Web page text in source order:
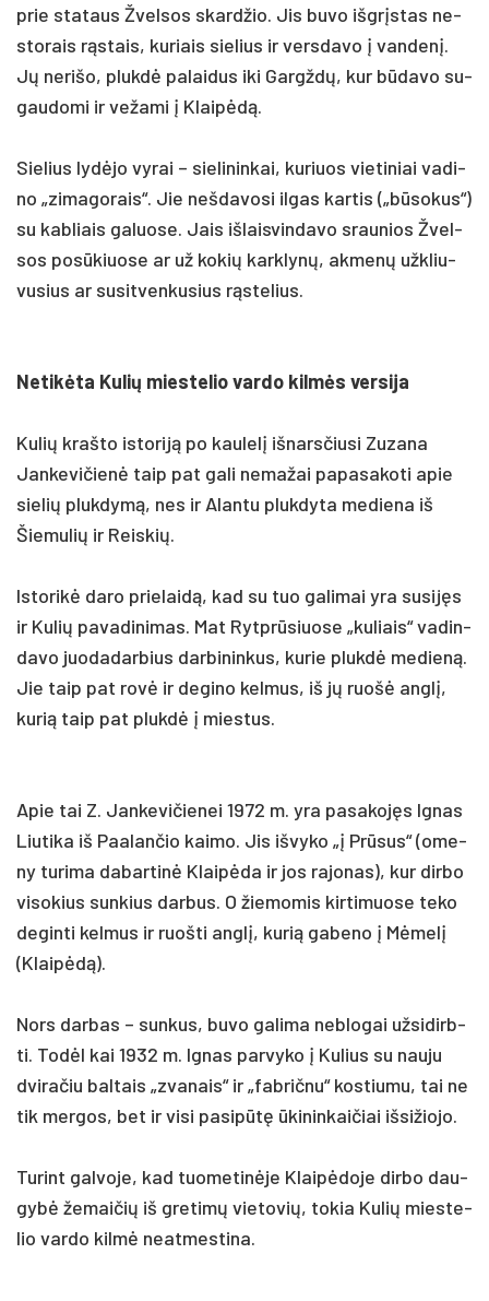
prie sta­taus Žvel­sos skard­žio. Jis bu­vo išgrįs­tas ne­
sto­rais rąstais, ku­riais sie­lius ir vers­da­vo į van­denį.
Jų ne­ri­šo, plukdė pa­lai­dus iki Gargždų, kur būda­vo su­
gau­do­mi ir ve­ža­mi į Klaipėdą.
Sie­lius lydė­jo vy­rai – sie­li­nin­kai, ku­riuos vie­ti­niai va­di­
no „zi­ma­go­rais“. Jie ne­šda­vo­si il­gas kar­tis („būso­kus“)
su kab­liais ga­luo­se. Jais iš­lais­vin­da­vo srau­nios Žvel­
sos po­sūkiuo­se ar už ko­kių kark­lynų, ak­menų užk­liu­
vu­sius ar su­si­tven­ku­sius rąste­lius.
Ne­tikė­ta Ku­lių mies­te­lio var­do kilmės ver­si­ja
Ku­lių kraš­to is­to­riją po kau­lelį iš­nars­čiusi Zu­za­na
Jan­ke­vi­čienė taip pat ga­li ne­ma­žai pa­pa­sa­ko­ti apie
sie­lių pluk­dymą, nes ir Alan­tu pluk­dy­ta me­diena iš
Šie­mu­lių ir Reis­kių.
Is­to­rikė da­ro prie­laidą, kad su tuo ga­li­mai yra su­si­jęs
ir Ku­lių pa­va­di­ni­mas. Mat Rytprū­siuo­se „ku­liais“ va­din­
da­vo juo­da­dar­bius dar­bi­nin­kus, ku­rie plukdė me­dieną.
Jie taip pat rovė ir de­gi­no kel­mus, iš jų ruošė anglį,
ku­rią taip pat plukdė į mies­tus.
Apie tai Z. Jan­ke­vi­čie­nei 1972 m. yra pa­sa­kojęs Ig­nas
Liu­ti­ka iš Paa­lan­čio kai­mo. Jis iš­vy­ko „į Prūsus“ (ome­
ny tu­ri­ma da­bar­tinė Klaipė­da ir jos ra­jo­nas), kur dir­bo
vi­so­kius sun­kius dar­bus. O žie­mo­mis kir­ti­muo­se te­ko
de­gin­ti kel­mus ir ruoš­ti anglį, ku­rią ga­be­no į Mėmelį
(Klaipėdą).
Nors dar­bas – sun­kus, bu­vo ga­li­ma ne­blo­gai už­sidirb­
ti. Todėl kai 1932 m. Ig­nas par­vy­ko į Ku­lius su nau­ju
dvi­ra­čiu bal­tais „zva­nais“ ir „fab­rič­nu“ kos­tiu­mu, tai ne
tik mer­gos, bet ir vi­si pa­si­pūtę ūki­nin­kai­čiai iš­si­žio­jo.
Tu­rint gal­vo­je, kad tuo­me­tinė­je Klaipė­do­je dir­bo dau­
gybė že­mai­čių iš gre­timų vie­to­vių, to­kia Ku­lių mies­te­
lio var­do kilmė neat­mes­ti­na.